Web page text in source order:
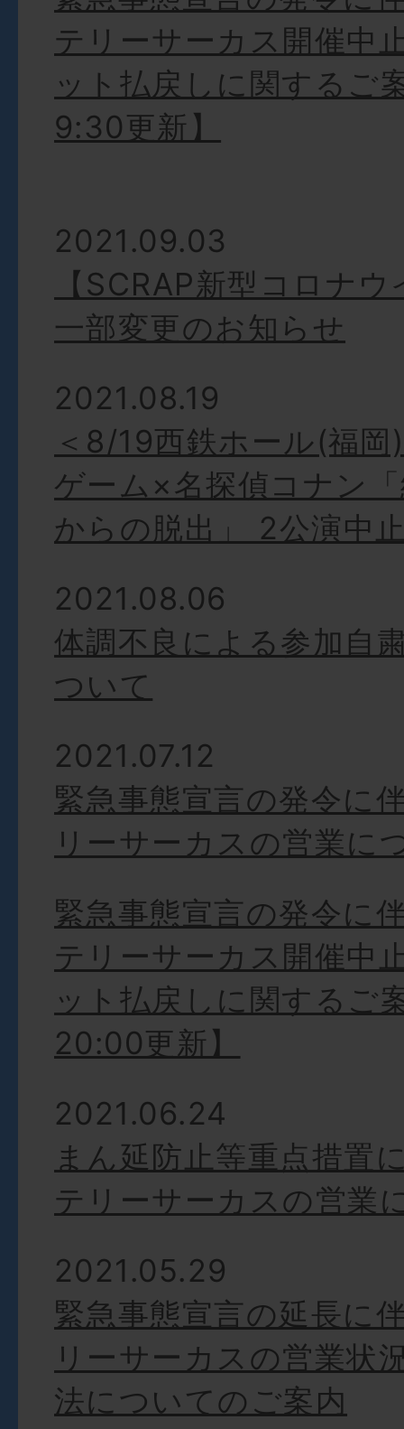
テリーサーカス開催中
ット払戻しに関するご
9:30更新】
2021.09.03
【SCRAP新型コロナ
一部変更のお知らせ
2021.08.19
＜8/19西鉄ホール(福
ゲーム×名探偵コナン
からの脱出」 2公演中
2021.08.06
体調不良による参加自
ついて
2021.07.12
緊急事態宣言の発令に
リーサーカスの営業に
緊急事態宣言の発令に
テリーサーカス開催中
ット払戻しに関するご
20:00更新】
2021.06.24
まん延防止等重点措置
テリーサーカスの営業
2021.05.29
緊急事態宣言の延長に
リーサーカスの営業状
法についてのご案内